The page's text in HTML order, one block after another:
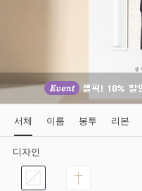
서체 이름 봉투 리본
디자인